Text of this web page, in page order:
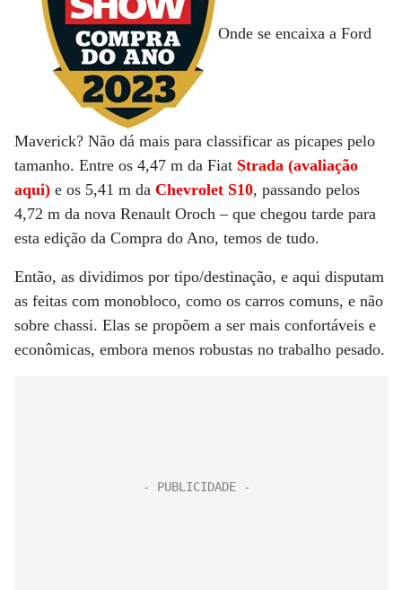
Onde se encaixa a Ford
Maverick? Não dá mais para classificar as picapes pelo
tamanho. Entre os 4,47 m da Fiat Strada (avaliação
aqui) e os 5,41 m da Chevrolet S10, passando pelos
4,72 m da nova Renault Oroch – que chegou tarde para
esta edição da Compra do Ano, temos de tudo.
Então, as dividimos por tipo/destinação, e aqui disputam
as feitas com monobloco, como os carros comuns, e não
sobre chassi. Elas se propõem a ser mais confortáveis e
econômicas, embora menos robustas no trabalho pesado.